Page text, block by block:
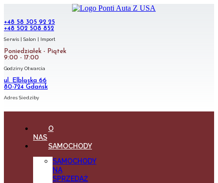
+48 58 305 92 25
+48 502 508 852
Serwis | Salon | Import
Poniedziałek - Piątek
9:00 - 17:00
Godziny Otwarcia
ul. Elbląska 66
80-724 Gdańsk
Adres Siedziby
O
NAS
SAMOCHODY
SAMOCHODY
NA
SPRZEDAŻ